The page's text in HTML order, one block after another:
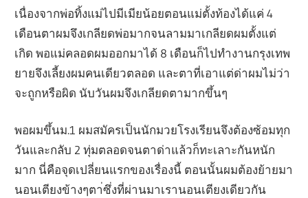
เนื่องจากพ่อทิ้งแม่ไปมีเมียน้อยตอนแม่ตั้งท้องได้แค่ 4
เดือนตาผมจึงเกลียดพ่อมากจนลามมาเกลียดผมตั้งแต่
เกิด พอแม่คลอดผมออกมาได้ 8 เดือนก็ไปทำงานกรุงเทพ
ยายจึงเลี้ยงผมคนเดียวตลอด และตาที่เอาแต่ด่าผมไม่ว่า
จะถูกหรือผิด นับวันผมจึงเกลียดตามากขึ้นๆ
พอผมขึ้นม.1 ผมสมัครเป็นนักมวยโรงเรียนจึงต้องซ้อมทุก
วันและกลับ 2 ทุ่มตลอดจนตาด่าแล้วก็ทะเลาะกันหนัก
มาก นี่คือจุดเปลี่ยนแรกของเรื่องนี้ ตอนนั้นผมต้องย้ายมา
นอนเตียงข้างๆตา่ซึ่งที่ผ่านมาเรานอนเตียงเดียวกัน